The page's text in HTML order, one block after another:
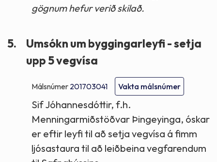
gögnum hefur verið skilað.
5.
Umsókn um byggingarleyfi - setja
upp 5 vegvísa
Málsnúmer 201703041 Vakta málsnúmer
Sif Jóhannesdóttir, f.h.
Menningarmiðstöðvar Þingeyinga, óskar
er eftir leyfi til að setja vegvísa á fimm
ljósastaura til að leiðbeina vegfarendum